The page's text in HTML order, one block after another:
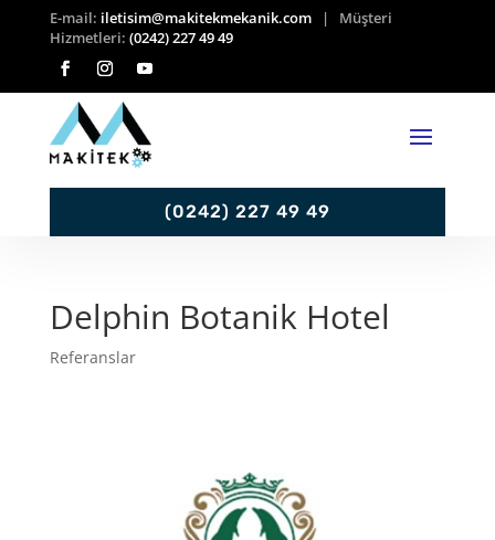
E-mail: iletisim@makitekmekanik.com| Müşteri
Hizmetleri: (0242) 227 49 49
(0242) 227 49 49
Delphin Botanik Hotel
Referanslar